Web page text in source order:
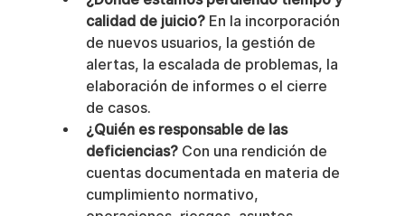
calidad de juicio? En la incorporación
de nuevos usuarios, la gestión de
alertas, la escalada de problemas, la
elaboración de informes o el cierre
de casos.
¿Quién es responsable de las
deficiencias? Con una rendición de
cuentas documentada en materia de
cumplimiento normativo,